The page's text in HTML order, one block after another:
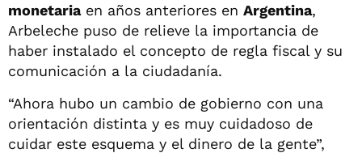
monetariaen años anteriores en Argentina,
Arbeleche puso de relieve la importancia de
haber instalado el concepto de regla fiscal y su
comunicación a la ciudadanía.
“Ahora hubo un cambio de gobierno con una
orientación distinta y es muy cuidadoso de
cuidar este esquema y el dinero de la gente”,